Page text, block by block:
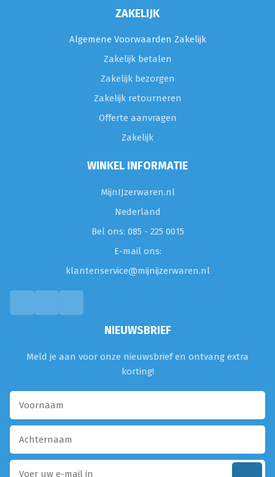
ZAKELIJK
Algemene Voorwaarden Zakelijk
Zakelijk betalen
Zakelijk bezorgen
Zakelijk retourneren
Offerte aanvragen
Zakelijk
WINKEL INFORMATIE
MijnIJzerwaren.nl
Nederland
Bel ons: 085 - 225 0015
E-mail ons:
klantenservice@mijnijzerwaren.nl
NIEUWSBRIEF
Meld je aan voor onze nieuwsbrief en ontvang extra
korting!